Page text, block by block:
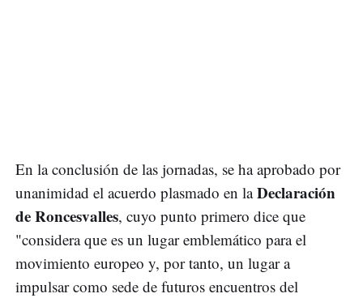
En la conclusión de las jornadas, se ha aprobado por
unanimidad el acuerdo plasmado en laDeclaración
de Roncesvalles, cuyo punto primero dice que
"considera que es un lugar emblemático para el
movimiento europeo y, por tanto, un lugar a
impulsar como sede de futuros encuentros del